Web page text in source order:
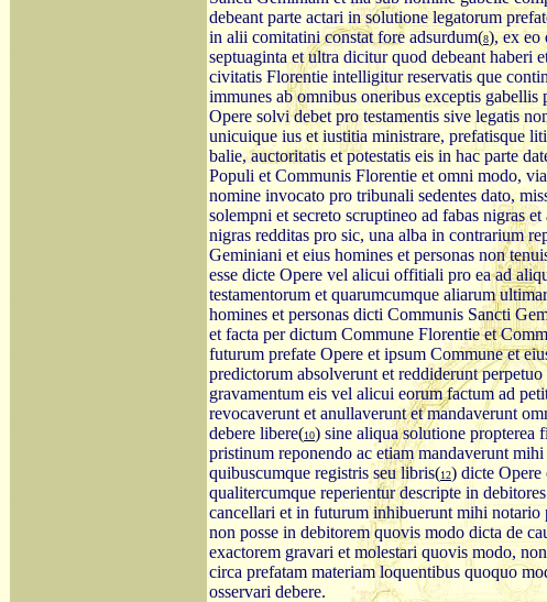
debeant parte actari in solutione legatorum
in alii comitatini constat fore adsurdum(8), ex eo
septuaginta et ultra dicitur quod debeant haberi
civitatis Florentie intelligitur reservatis que
immunes ab omnibus oneribus exceptis
Opere solvi debet pro testamentis sive legatis
unicuique ius et iustitia ministrare, prefatisque
balie, auctoritatis et potestatis eis in hac parte
Populi et Communis Florentie et omni modo,
nomine invocato pro tribunali sedentes dato,
solempni et secreto scruptineo ad fabas nigras
nigras redditas pro sic, una alba in contrarium
Geminiani et eius homines et personas non
esse dicte Opere vel alicui offitiali pro ea ad
testamentorum et quarumcumque aliarum
homines et personas dicti Communis Sancti
et facta per dictum Commune Florentie et
futurum prefate Opere et ipsum Commune et
predictorum absolverunt et reddiderunt
gravamentum eis vel alicui eorum factum ad
revocaverunt et anullaverunt et mandaverunt
debere libere(10) sine aliqua solutione propterea
pristinum reponendo ac etiam mandaverunt
quibuscumque registris seu libris(12) dicte Opere
qualitercumque reperientur descripte in
cancellari et in futurum inhibuerunt mihi notario
non posse in debitorem quovis modo dicta de
exactorem gravari et molestari quovis modo,
circa prefatam materiam loquentibus quoquo
osservari debere.